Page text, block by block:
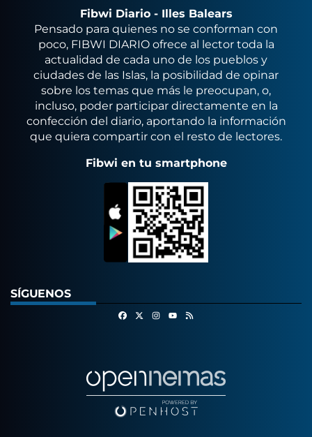
Fibwi Diario - Illes Balears
Pensado para quienes no se conforman con
poco, FIBWI DIARIO ofrece al lector toda la
actualidad de cada uno de los pueblos y
ciudades de las Islas, la posibilidad de opinar
sobre los temas que más le preocupan, o,
incluso, poder participar directamente en la
confección del diario, aportando la información
que quiera compartir con el resto de lectores.
Fibwi en tu smartphone
SÍGUENOS
FacebookInstagram